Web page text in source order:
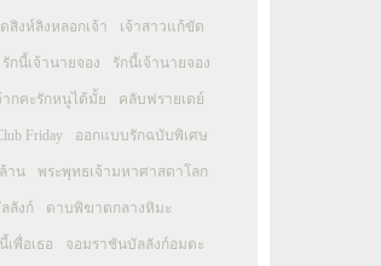
สิงห์ลิงหลอกเจ้า เจ้าสาวแก้ขัด
รักนี้เจ้านายจอง รักนี้เจ้านายจอง
กคะรักหนูได้มั้ย คลับฟรายเดย์
Friday ออกแบบรักฉบับพิเศษ
าน พระพุทธเจ้ามหาศาสดาโลก
ลังก์ ดาบพิฆาตกลางหิมะ
พื่อเธอ จอมราชันบัลลังก์อมตะ